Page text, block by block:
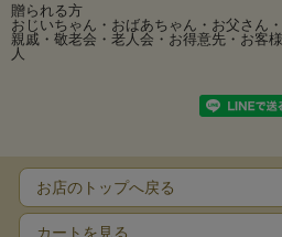
贈られる方
おじいちゃん・おばあちゃん・お父さん
親戚・敬老会・老人会・お得意先・お客
人
お店のトップへ戻る
カートを見る